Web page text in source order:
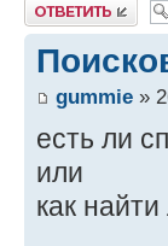
Комментировать
gummie »
есть ли
или
как